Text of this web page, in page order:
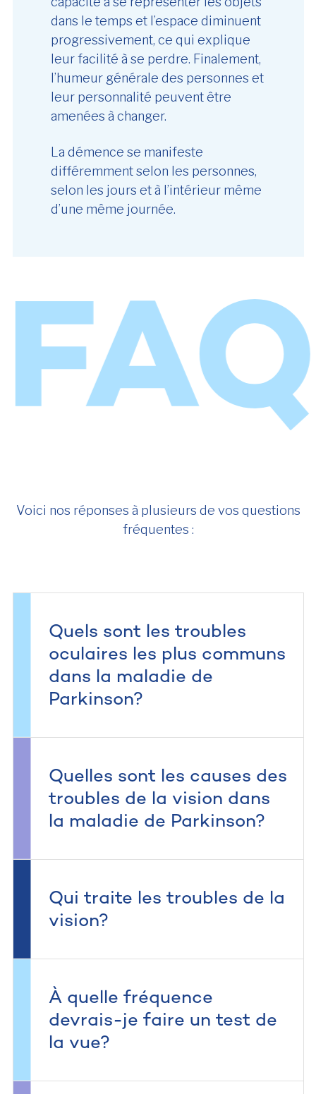
dans le temps et l’espace diminuent
progressivement, ce qui explique
leur facilité à se perdre. Finalement,
l’humeur générale des personnes et
leur personnalité peuvent être
amenées à changer.
La démence se manifeste
différemment selon les personnes,
selon les jours et à l’intérieur même
d’une même journée.
Voici nos réponses à plusieurs de vos questions
fréquentes :
Quels sont les troubles
oculaires les plus communs
dans la maladie de
Parkinson?
Quelles sont les causes des
troubles de la vision dans
la maladie de Parkinson?
Qui traite les troubles de la
vision?
À quelle fréquence
devrais-je faire un test de
la vue?